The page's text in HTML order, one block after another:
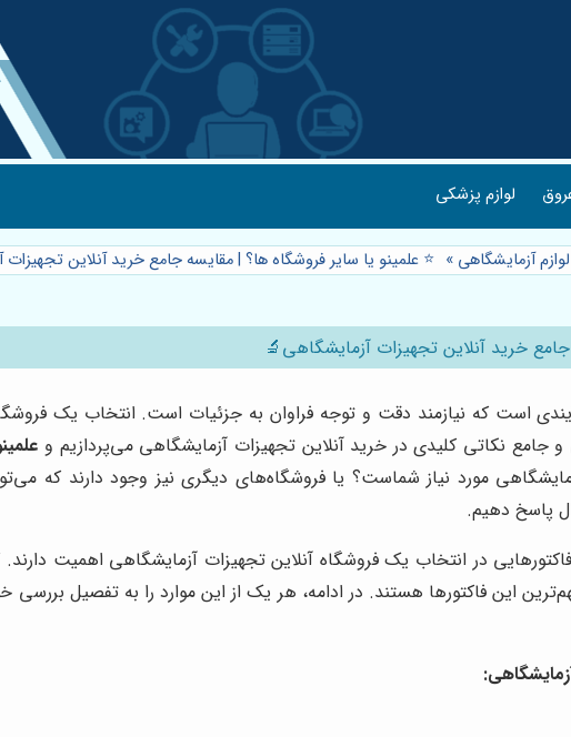
لوازم پزشکی
لوازم آزمایشگاهی » ⭐️ علمینو یا سایر فروشگاه ها؟ | مقایسه جامع خرید آنلاین
خرید آنلاین تجهیزات آزمایشگاهی🔬
است که نیازمند دقت و توجه فراوان به جزئیات است. انتخاب یک
و جامع نکاتی کلیدی در خرید آنلاین تجهیزات آزمایشگاهی می‌پردازیم و
مورد نیاز شماست؟ یا فروشگاه‌های دیگری نیز وجود دارند که
پاسخ دهیم.
در انتخاب یک فروشگاه آنلاین تجهیزات آزمایشگاهی اهمیت
این فاکتورها هستند. در ادامه، هر یک از این موارد را به تفصیل بررسی